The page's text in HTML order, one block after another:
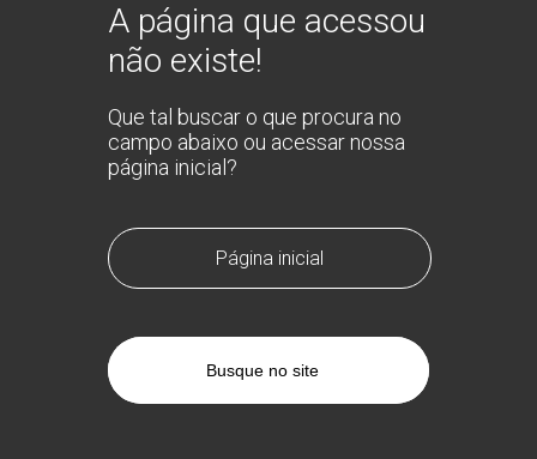
A página que acessou
não existe!
Que tal buscar o que procura no
campo abaixo ou acessar nossa
página inicial?
Página inicial